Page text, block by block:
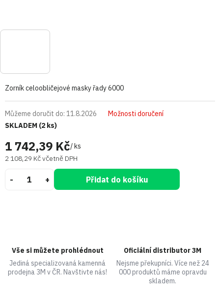
1 742,39 Kč/ ks
2 108,29 Kč včetně DPH
SKLADEM (2 ks)
Můžeme doručit do: 11.8.2026 Možnosti doručení
Přidat do košíku
Zorník celoobličejové masky řady 6000
Vše si můžete prohlédnout
Jediná specializovaná kamenná
prodejna 3M v ČR. Navštivte nás!
Oficiální distributor 3M
Nejsme překupníci. Více než 24
000 produktů máme opravdu
skladem.